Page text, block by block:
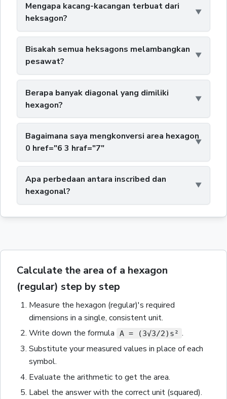
Mengapa kacang-kacangan terbuat dari
heksagon?
Bisakah semua heksagons melambangkan
pesawat?
Berapa banyak diagonal yang dimiliki
hexagon?
Bagaimana saya mengkonversi area hexagon
0 href="6 3 hraf="7"
Apa perbedaan antara inscribed dan
hexagonal?
Calculate the area of a hexagon
(regular) step by step
Measure the hexagon (regular)'s required
dimensions in a single, consistent unit.
Write down the formula
A = (3√3/2)s² .
Substitute your measured values in place of each
symbol.
Evaluate the arithmetic to get the area.
Label the answer with the correct unit (squared).